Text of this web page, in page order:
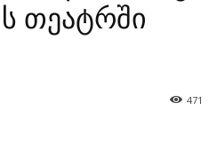
თეატრში
471